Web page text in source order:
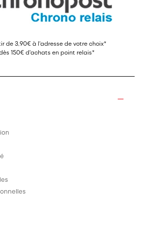
de 3,90€ à l'adresse de votre choix*
150€ d'achats en point relais*